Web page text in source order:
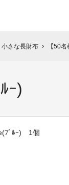
さな長財布 chevron_right 【50
ｰ)
ﾌﾞﾙｰ) 1個